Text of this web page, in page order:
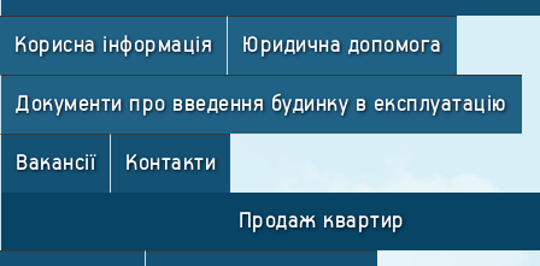
Корисна інформація Юридична допомога
Документи про введення будинку в експлуатацію
Вакансії Контакти
Продаж квартир